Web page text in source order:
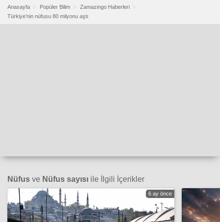
Anasayfa Popüler Bilim
Zamazingo Haberleri
Türkiye’nin nüfusu 80 milyonu aştı
Nüfus ve Nüfus sayısı ile İlgili İçerikler
6 ay önce